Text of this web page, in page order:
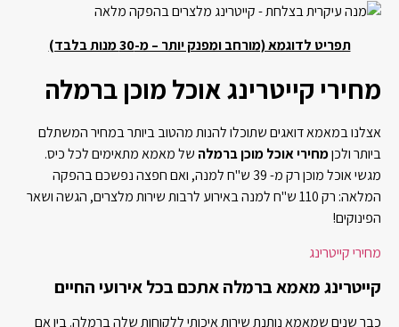
תפריט לדוגמא (מורחב ומפנק יותר – מ-30 מנות בלבד)
מחירי קייטרינג אוכל מוכן ברמלה
אצלנו במאמא דואגים שתוכלו להנות מהטוב ביותר במחיר המשתלם
ביותר ולכןמחירי אוכל מוכן ברמלה של מאמא מתאימים לכל כיס.
מגשי אוכל מוכן רק מ- 39 ש"ח למנה, ואם חפצה נפשכם בהפקה
המלאה: רק 110 ש"ח למנה באירוע לרבות שירות מלצרים, הגשה ושאר
הפינוקים!
מחירי קייטרינג
קייטרינג מאמא ברמלה אתכם בכל אירועי החיים
כבר שנים שמאמא נותנת שירות איכותי ללקוחות שלה ברמלה. בין אם